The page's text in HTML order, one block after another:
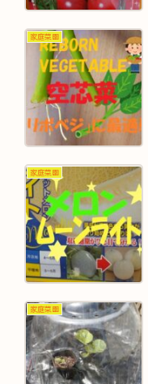
家庭菜園
家庭菜園
家庭菜園